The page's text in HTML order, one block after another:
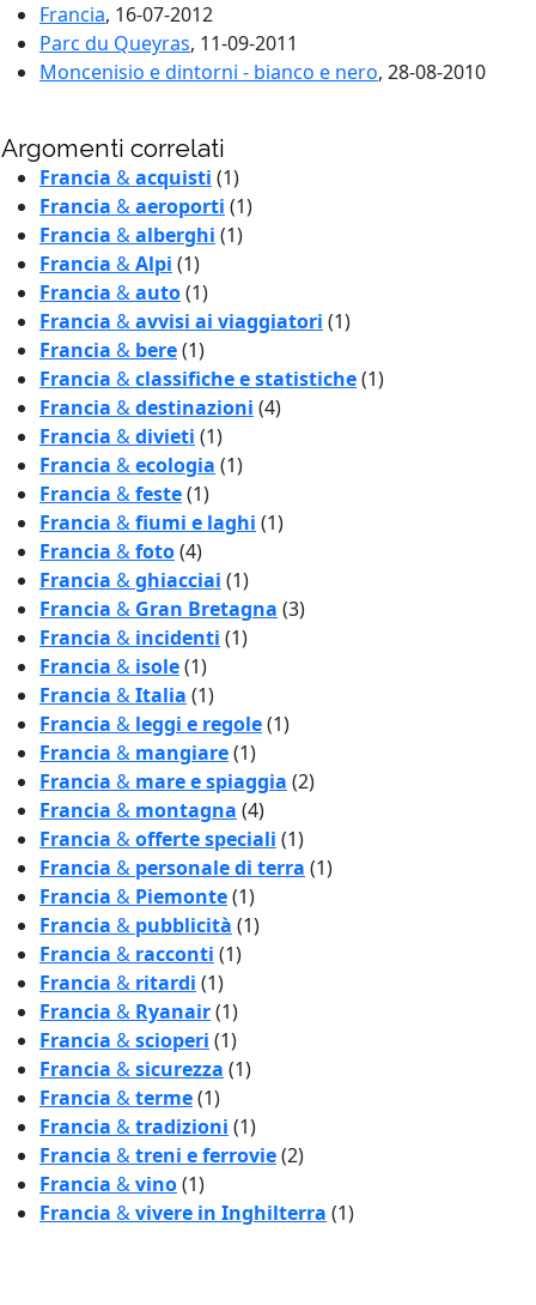
Francia, 16-07-2012
Parc du Queyras, 11-09-2011
Moncenisio e dintorni - bianco e nero, 28-08-2010
Argomenti correlati
Francia &acquisti (1)
Francia &aeroporti (1)
Francia &alberghi (1)
Francia &Alpi (1)
Francia &auto(1)
Francia &avvisi ai viaggiatori (1)
Francia & bere(1)
Francia &classifiche e statistiche(1)
Francia &destinazioni (4)
Francia &divieti (1)
Francia &ecologia (1)
Francia &feste(1)
Francia &fiumi e laghi (1)
Francia &foto(4)
Francia &ghiacciai (1)
Francia & Gran Bretagna (3)
Francia & incidenti (1)
Francia & isole(1)
Francia &Italia (1)
Francia & leggi e regole(1)
Francia & mangiare(1)
Francia & mare e spiaggia (2)
Francia & montagna (4)
Francia &offerte speciali (1)
Francia & personale di terra (1)
Francia & Piemonte(1)
Francia & pubblicità (1)
Francia & racconti (1)
Francia & ritardi (1)
Francia & Ryanair(1)
Francia &scioperi (1)
Francia &sicurezza (1)
Francia &terme(1)
Francia &tradizioni (1)
Francia &treni e ferrovie(2)
Francia &vino(1)
Francia &vivere in Inghilterra (1)